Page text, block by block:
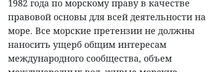
1982 года по морскому праву в качестве
правовой основы для всей деятельности на
море. Все морские претензии не должны
наносить ущерб общим интересам
международного сообщества, объем